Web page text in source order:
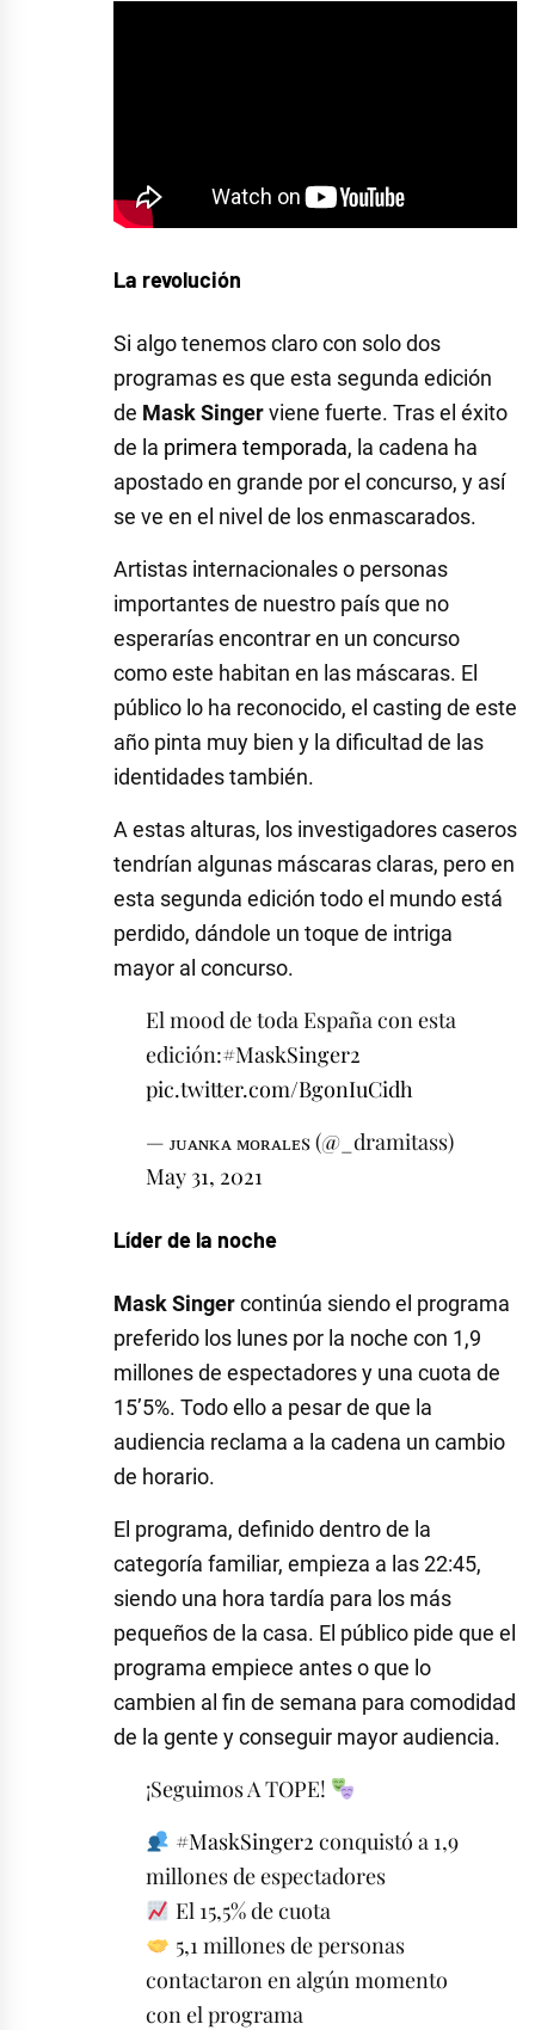
La revolución
Si algo tenemos claro con solo dos
programas es que esta segunda edición
de Mask Singerviene fuerte. Tras el éxito
de la primera temporada, la cadena ha
apostado en grande por el concurso, y así
se ve en el nivel de los enmascarados.
Artistas internacionales o personas
importantes de nuestro país que no
esperarías encontrar en un concurso
como este habitan en las máscaras. El
público lo ha reconocido, el casting de este
año pinta muy bien y la dificultad de las
identidades también.
A estas alturas, los investigadores caseros
tendrían algunas máscaras claras, pero en
esta segunda edición todo el mundo está
perdido, dándole un toque de intriga
mayor al concurso.
El mood de toda España con esta
edición:#MaskSinger2
pic.twitter.com/BgonIuCidh
— ᴊᴜᴀɴᴋᴀ ᴍᴏʀᴀʟᴇs (@_dramitass)
May 31, 2021
Líder de la noche
Mask Singercontinúa siendo el programa
preferido los lunes por la noche con 1,9
millones de espectadores y una cuota de
15’5%. Todo ello a pesar de que la
audiencia reclama a la cadena un cambio
de horario.
El programa, definido dentro de la
categoría familiar, empieza a las 22:45,
siendo una hora tardía para los más
pequeños de la casa. El público pide que el
programa empiece antes o que lo
cambien al fin de semana para comodidad
de la gente y conseguir mayor audiencia.
¡Seguimos A TOPE!
#MaskSinger2 conquistó a 1,9
millones de espectadores
El 15,5% de cuota
5,1 millones de personas
contactaron en algún momento
con el programa